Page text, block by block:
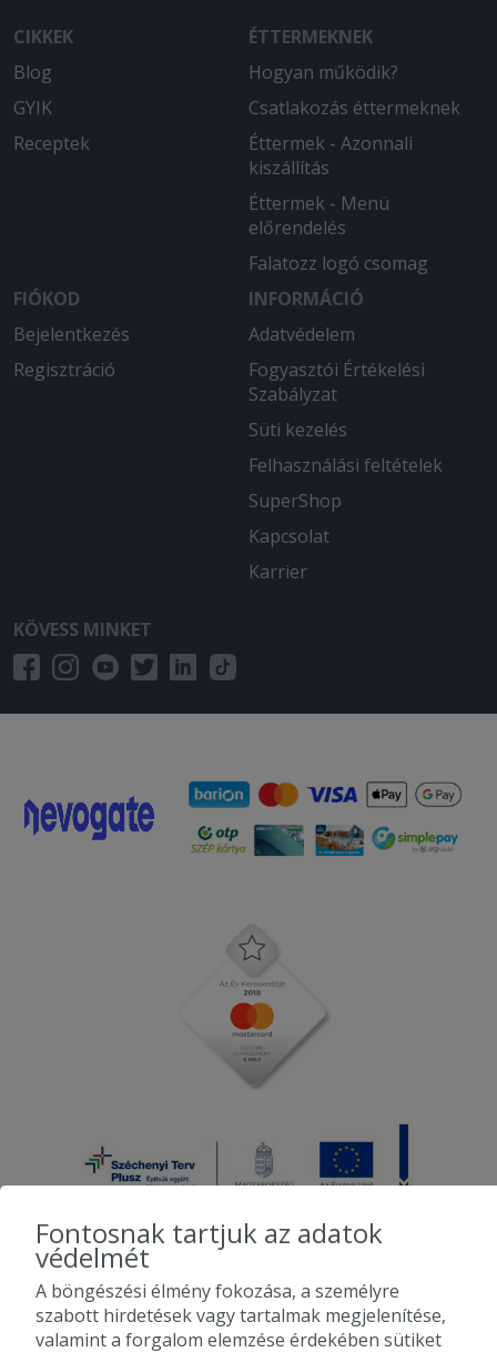
CIKKEK
Blog
GYIK
Receptek
ÉTTERMEKNEK
Hogyan működik?
Csatlakozás éttermeknek
Éttermek - Azonnali
kiszállítás
Éttermek - Menü
előrendelés
Falatozz logó csomag
FIÓKOD
Bejelentkezés
Regisztráció
INFORMÁCIÓ
Adatvédelem
Fogyasztói Értékelési
Szabályzat
Süti kezelés
Felhasználási feltételek
SuperShop
Kapcsolat
Karrier
KÖVESS MINKET
2010-2026 Copyright - Falatozz.hu - Diston-line Kft.
Fontosnak tartjuk az adatok
védelmét
A böngészési élmény fokozása, a személyre
szabott hirdetések vagy tartalmak megjelenítése,
valamint a forgalom elemzése érdekében sütiket